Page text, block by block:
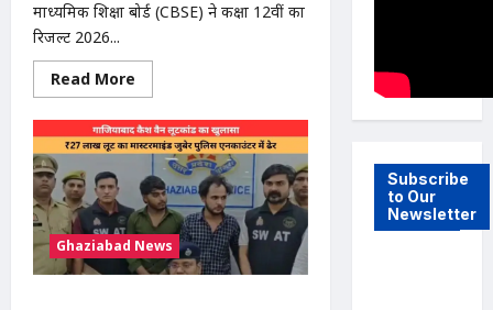
माध्यमिक शिक्षा बोर्ड (CBSE) ने कक्षा 12वीं का
रिजल्ट 2026...
Read More
more
CBSE
Board
12th
Result
2026
OUT:
85.20%
छात्र
पास,
लड़कियों
ने
Ghaziabad News
Subscribe
to Our
Newsletter